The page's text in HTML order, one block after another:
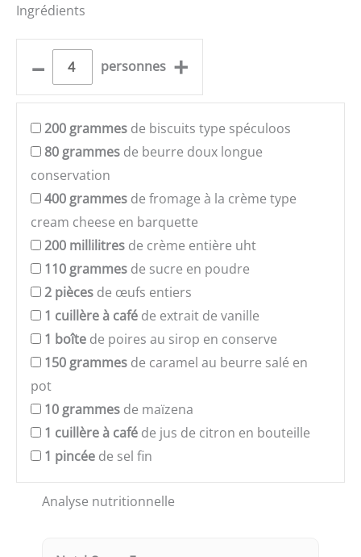
Ingrédients
– personnes +
200 grammes de biscuits type spéculoos
80 grammes de beurre doux longue
conservation
400 grammes de fromage à la crème type
cream cheese en barquette
200 millilitres de crème entière uht
110 grammes de sucre en poudre
2 pièces de œufs entiers
1 cuillère à café de extrait de vanille
1 boîte de poires au sirop en conserve
150 grammes de caramel au beurre salé en
pot
10 grammes de maïzena
1 cuillère à café de jus de citron en bouteille
1 pincée de sel fin
Analyse nutritionnelle